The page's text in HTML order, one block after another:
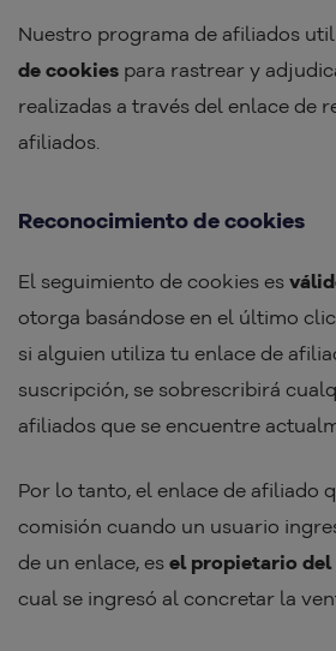
Nuestro programa de afiliados
de cookies para rastrear y
realizadas a través del enlace de
afiliados.
Reconocimiento de cookies
El seguimiento de cookies es
otorga basándose en el último
si alguien utiliza tu enlace de
suscripción, se sobrescribirá
afiliados que se encuentre
Por lo tanto, el enlace de afiliado
comisión cuando un usuario
de un enlace, es el propietario
cual se ingresó al concretar la